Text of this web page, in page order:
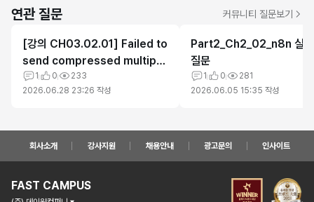
연관 질문 커뮤니티 질문보기
[강의 CH03.02.01] Failed to
send compressed multipar
t ingest: langsmith.utils.Lan
gSmithError:.계속 발생합니다
1 0
233
2026.06.28 23:26 작성
Part2_Ch2_02_n8n 실
질문
1 0
281
2026.06.05 15:35 작성
회사소개 강사지원 채용안내 광고문의 인사이트
FAST CAMPUS